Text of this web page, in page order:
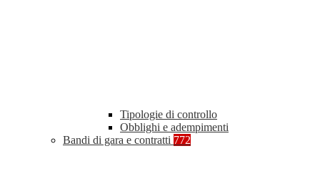
Tipologie di controllo
Obblighi e adempimenti
Bandi di gara e contratti 772